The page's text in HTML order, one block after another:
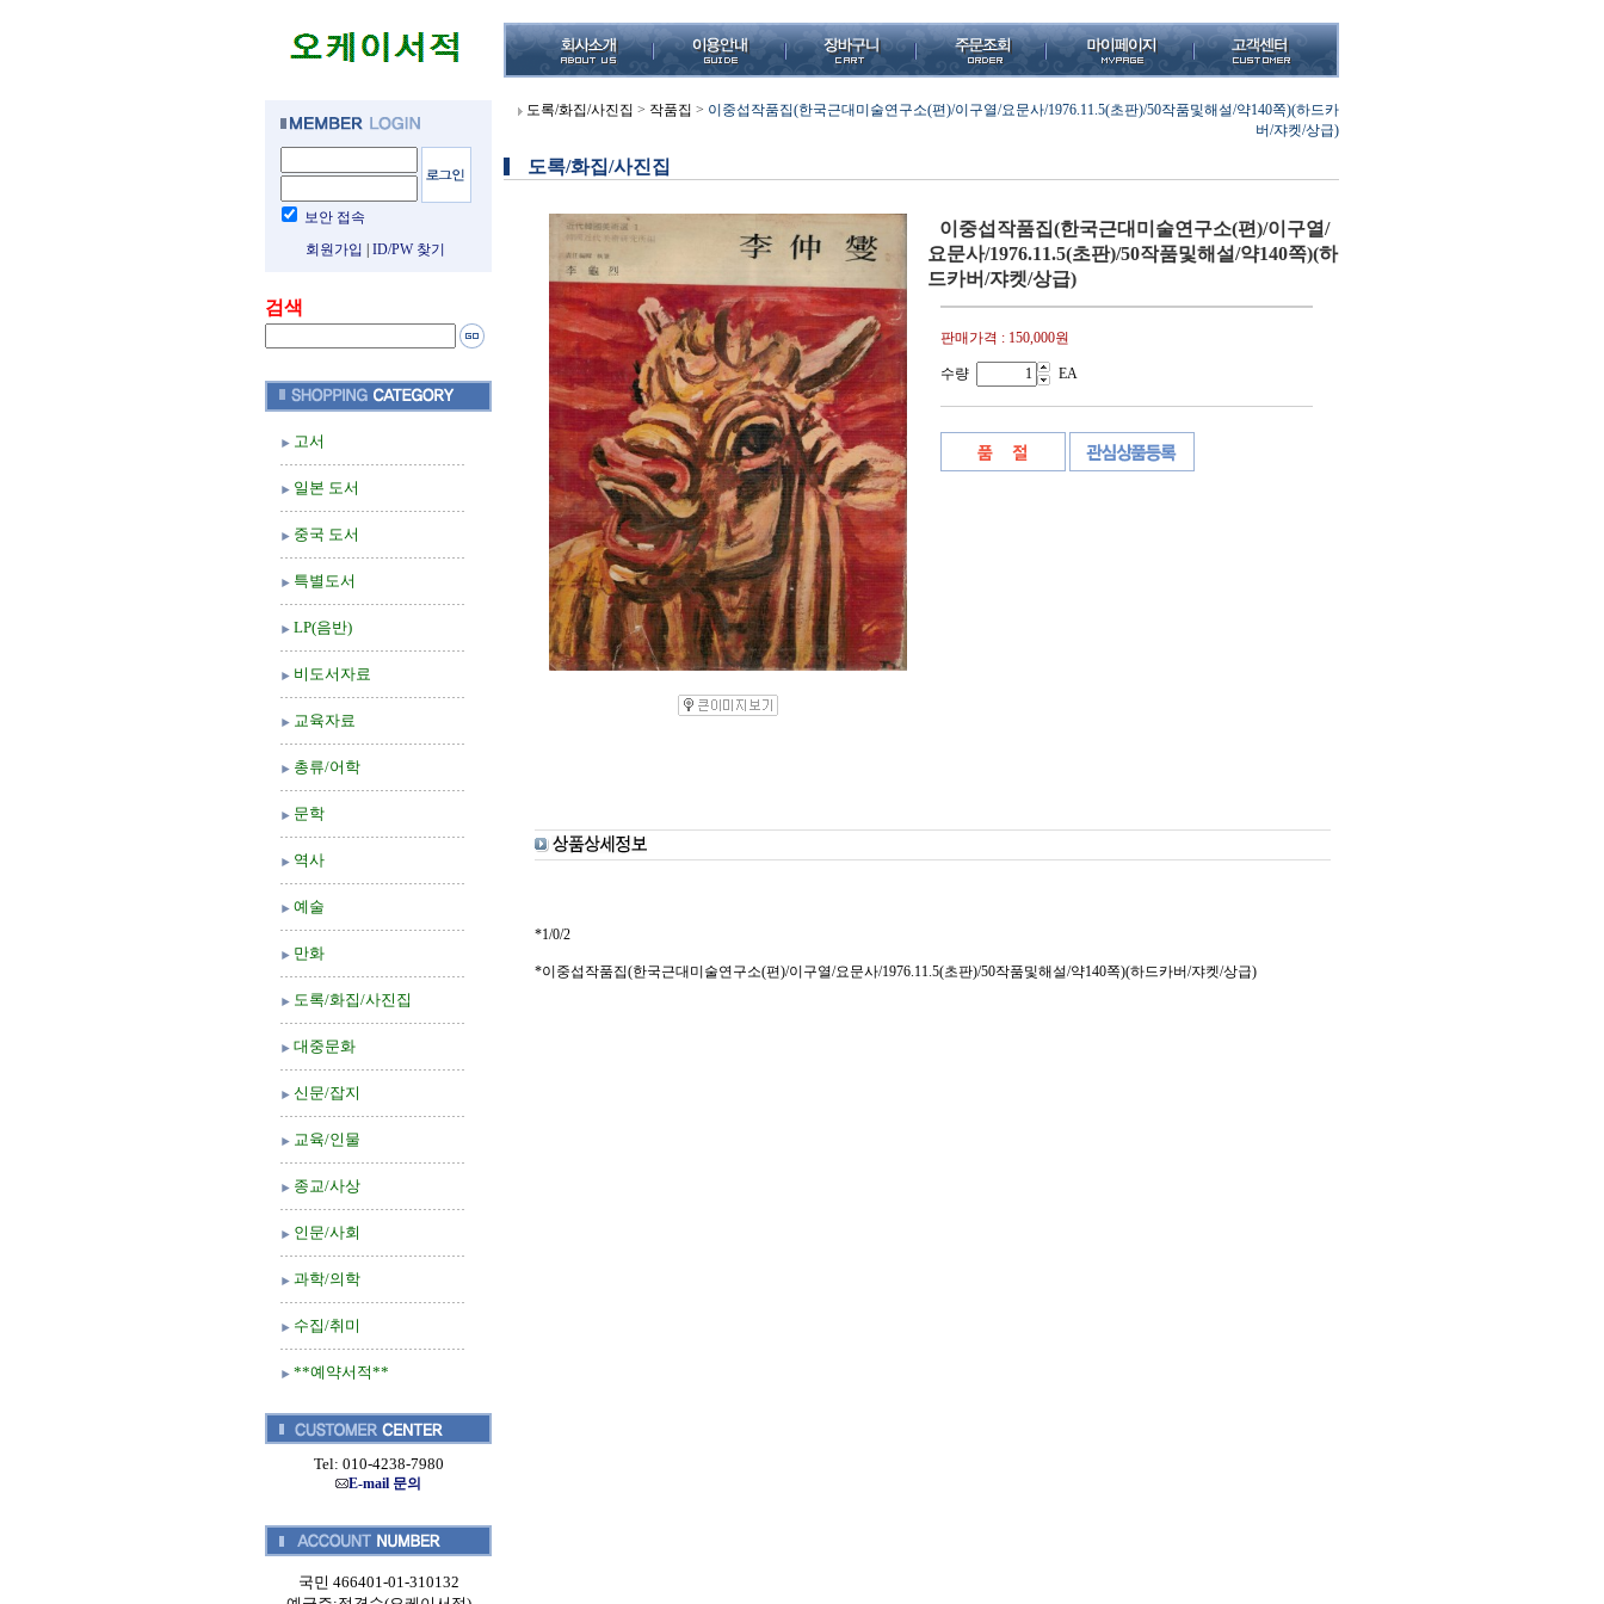
보안 접속
회원가입
ID/PW 찾기
검색
고서
일본 도서
중국 도서
특별도서
LP(음반)
비도서자료
교육자료
총류/어학
문학
역사
예술
만화
도록/화집/사진집
대중문화
신문/잡지
교육/인물
종교/사상
인문/사회
과학/의학
수집/취미
**예약서적**
Tel: 010-4238-7980
E-mail 문의
국민 466401-01-310132
도록/화집/사진집 > 작품집 > 이중섭작품집(한국근대미술연구소(편)/이구열/요문사/1976.11.5(초판)/50작품및해설/약140쪽)(하드카
버/쟈켓/상급)
도록/화집/사진집
이중섭작품집(한국근대미술연구소(편)/이구열/
요문사/1976.11.5(초판)/50작품및해설/약140쪽)(하
드카버/쟈켓/상급)
판매가격 : 150,000원
수량 EA
*1/0/2
*이중섭작품집(한국근대미술연구소(편)/이구열/요문사/1976.11.5(초판)/50작품및해설/약140쪽)(하드카버/쟈켓/상급)